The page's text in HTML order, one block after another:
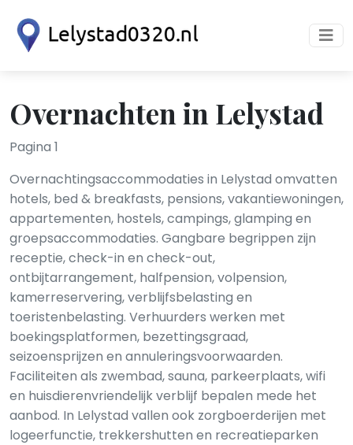
Overnachten in Lelystad
Pagina 1
Overnachtingsaccommodaties in Lelystad omvatten
hotels, bed & breakfasts, pensions, vakantiewoningen,
appartementen, hostels, campings, glamping en
groepsaccommodaties. Gangbare begrippen zijn
receptie, check-in en check-out,
ontbijtarrangement, halfpension, volpension,
kamerreservering, verblijfsbelasting en
toeristenbelasting. Verhuurders werken met
boekingsplatformen, bezettingsgraad,
seizoensprijzen en annuleringsvoorwaarden.
Faciliteiten als zwembad, sauna, parkeerplaats, wifi
en huisdierenvriendelijk verblijf bepalen mede het
aanbod. In Lelystad vallen ook zorgboerderijen met
logeerfunctie, trekkershutten en recreatieparken